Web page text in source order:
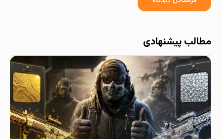
مطالب پیشنهادی